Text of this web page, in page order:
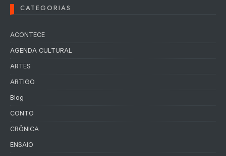
CATEGORIAS
ACONTECE
AGENDA CULTURAL
ARTES
ARTIGO
Blog
CONTO
CRÔNICA
ENSAIO